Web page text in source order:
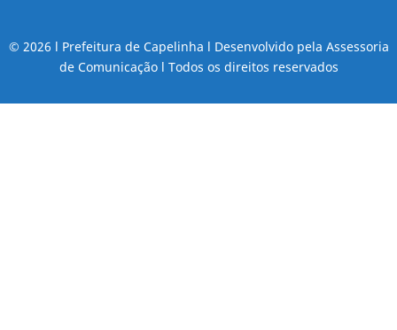
© 2026 l Prefeitura de Capelinha l Desenvolvido pela Assessoria
de Comunicação l Todos os direitos reservados